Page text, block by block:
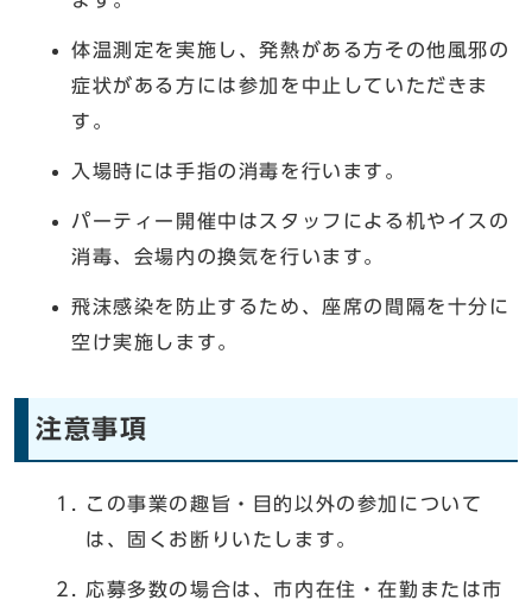
体温測定を実施し、発熱がある方その他風邪の
症状がある方には参加を中止していただきま
す。
入場時には手指の消毒を行います。
パーティー開催中はスタッフによる机やイスの
消毒、会場内の換気を行います。
飛沫感染を防止するため、座席の間隔を十分に
空け実施します。
注意事項
この事業の趣旨・目的以外の参加について
は、固くお断りいたします。
応募多数の場合は、市内在住・在勤または市